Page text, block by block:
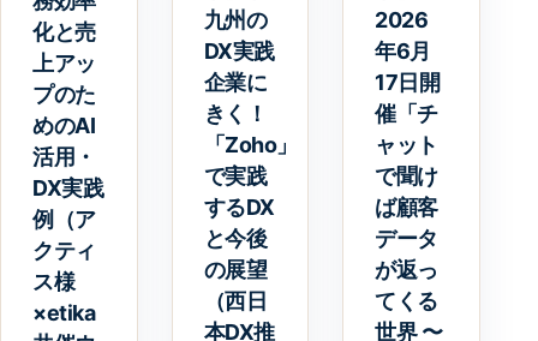
化と売
上アッ
プのた
めのAI
活用・
DX実践
例（ア
クティ
ス様
×etika
九州の
DX実践
企業に
きく！
「Zoho」
で実践
するDX
と今後
の展望
（西日
本DX推
2026
年6月
17日開
催「チ
ャット
で聞け
ば顧客
データ
が返っ
てくる
世界 〜